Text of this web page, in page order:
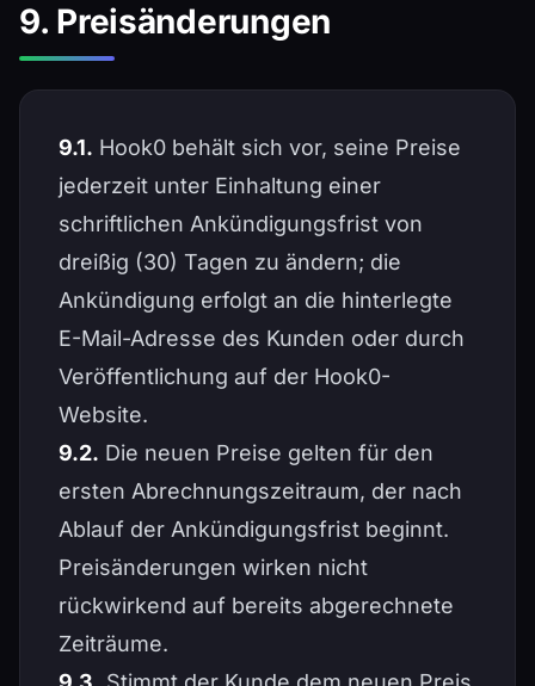
9. Preisänderungen
9.1. Hook0 behält sich vor, seine Preise
jederzeit unter Einhaltung einer
schriftlichen Ankündigungsfrist von
dreißig (30) Tagen zu ändern; die
Ankündigung erfolgt an die hinterlegte
E-Mail-Adresse des Kunden oder durch
Veröffentlichung auf der Hook0-
Website.
9.2. Die neuen Preise gelten für den
ersten Abrechnungszeitraum, der nach
Ablauf der Ankündigungsfrist beginnt.
Preisänderungen wirken nicht
rückwirkend auf bereits abgerechnete
Zeiträume.